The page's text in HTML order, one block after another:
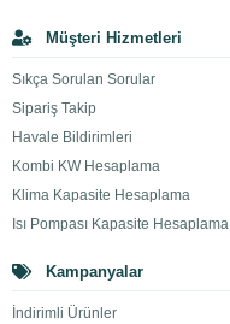
Müşteri Hizmetleri
Sıkça Sorulan Sorular
Sipariş Takip
Havale Bildirimleri
Kombi KW Hesaplama
Klima Kapasite Hesaplama
Isı Pompası Kapasite Hesaplama
Kampanyalar
İndirimli Ürünler